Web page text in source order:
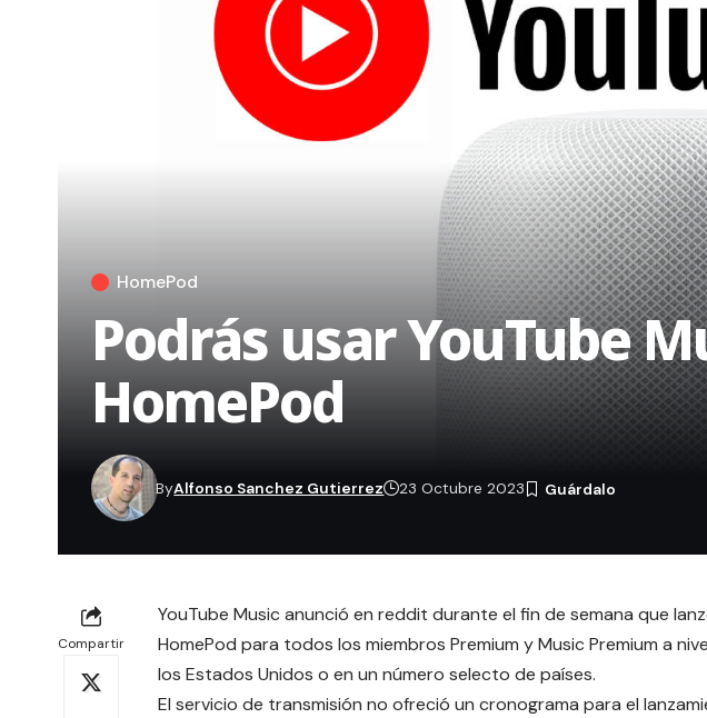
HomePod
Podrás usar YouTube
HomePod
ByAlfonso Sanchez Gutierrez 23 Octubre 2023
Compartir
YouTube Music anunció en reddit durante el fin de semana que
HomePod para todos los miembros Premium y Music Premium a
los Estados Unidos o en un número selecto de países.
El servicio de transmisión no ofreció un cronograma para el